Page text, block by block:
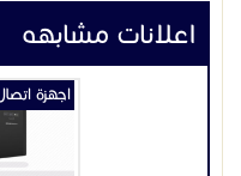
اعلانات مشابهه
اجهزة